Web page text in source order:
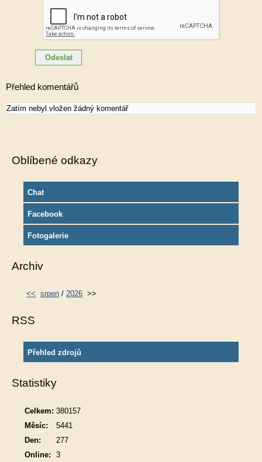
Přehled komentářů
Zatím nebyl vložen žádný komentář
Oblíbené odkazy
Chat
Facebook
Fotogalerie
Archiv
<< srpen / 2026 >>
RSS
Přehled zdrojů
Statistiky
Online: 3
Celkem: 380157
Měsíc:
5441
Den:
277